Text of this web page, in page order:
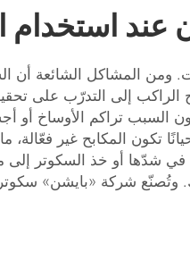
عند
ومن المشاكل الشائعة أن
الراكب إلى التدرّب على
السبب تراكم الأوساخ أو
المكابح غير فعّالة،
أو خذ السكوتر إلى
شركة «بايشن»